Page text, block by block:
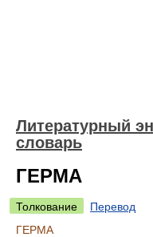
Литературный
словарь
ГЕРМА
Толкование
Перевод
ГЕРМА